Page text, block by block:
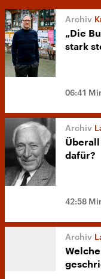
„Die
stark
06:41
Überall
dafür?
42:58